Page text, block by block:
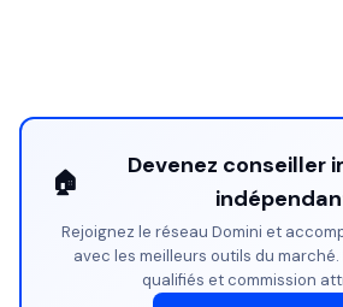
🏠
Devenez conseiller
Rejoignez le réseau Domini et
avec les meilleurs outils du marché.
qualifiés et commission